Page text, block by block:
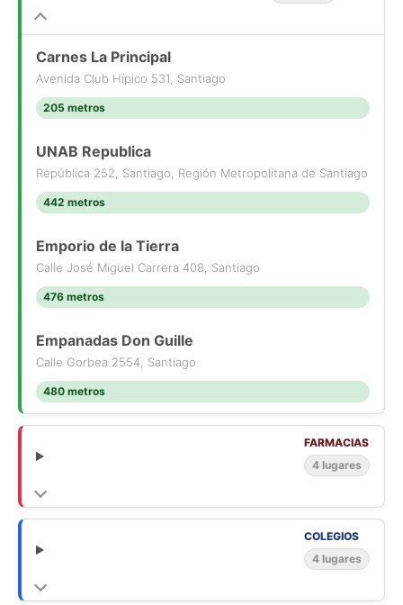
Carnes La Principal
Avenida Club Hípico 531, Santiago
205 metros
UNAB Republica
República 252, Santiago, Región Metropolitana de Santiago
442 metros
Emporio de la Tierra
Calle José Miguel Carrera 408, Santiago
476 metros
Empanadas Don Guille
Calle Gorbea 2554, Santiago
480 metros
FARMACIAS
4 lugares
COLEGIOS
4 lugares